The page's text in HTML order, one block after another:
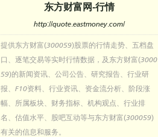
东方财富网-行情
http://quote.eastmoney.com/
提供东方财富(300059)股票的行情走势、五档盘
口、逐笔交易等实时行情数据，及东方财富(3000
59)的新闻资讯、公司公告、研究报告、行业研
报、F10资料、行业资讯、资金流分析、阶段涨
幅、所属板块、财务指标、机构观点、行业排
名、估值水平、股吧互动等与东方财富(300059)
有关的信息和服务。